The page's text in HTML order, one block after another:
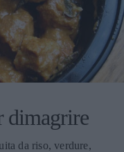
dimagrire
da riso, verdure,